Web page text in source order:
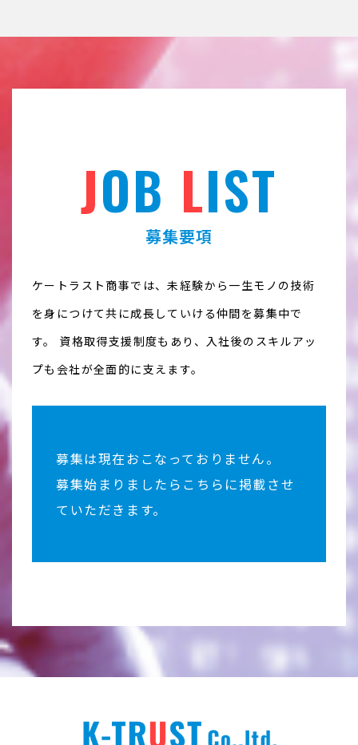
JOB LIST
募集要項
ケートラスト商事では、未経験から一生モノの技術
を身につけて共に成長していける仲間を募集中で
す。
資格取得支援制度もあり、入社後のスキルアッ
プも会社が全面的に支えます。
募集は現在おこなっておりません。
募集始まりましたらこちらに掲載させ
ていただきます。